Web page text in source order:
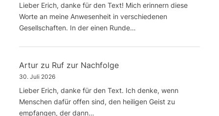
Lieber Erich, danke für den Text! Mich erinnern diese
Worte an meine Anwesenheit in verschiedenen
Gesellschaften. In der einen Runde…
Artur zu Ruf zur Nachfolge
30. Juli 2026
Lieber Erich, danke für den Text. Ich denke, wenn
Menschen dafür offen sind, den heiligen Geist zu
empfangen, der dann…